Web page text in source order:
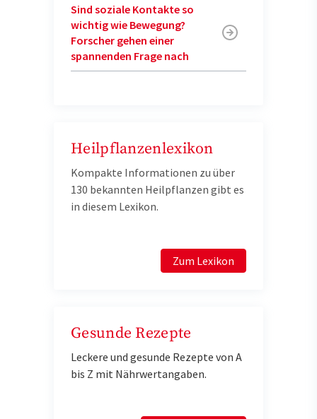
Sind soziale Kontakte so
wichtig wie Bewegung?
Forscher gehen einer
spannenden Frage nach
Heilpflanzenlexikon
Kompakte Informationen zu über
130 bekannten Heilpflanzen gibt es
in diesem Lexikon.
Zum Lexikon
Gesunde Rezepte
Leckere und gesunde Rezepte von A
bis Z mit Nährwertangaben.